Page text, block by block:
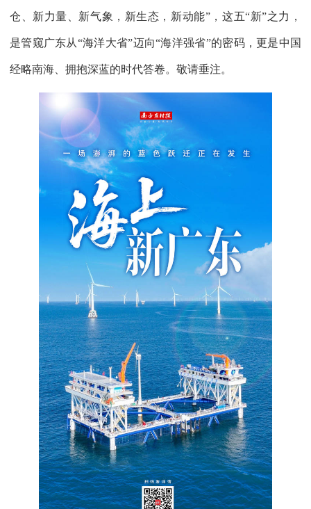
仓、新力量、新气象，新生态，新动能”，这五“新”之力，
是管窥广东从“海洋大省”迈向“海洋强省”的密码，更是中国
经略南海、拥抱深蓝的时代答卷。敬请垂注。